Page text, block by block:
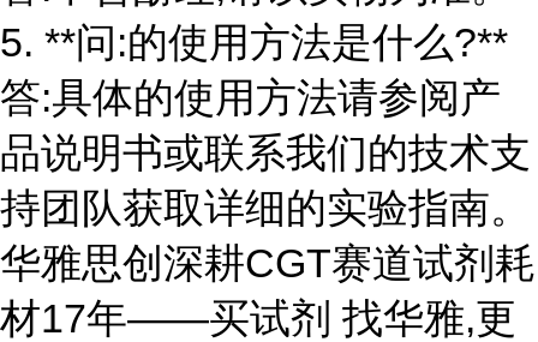
5. **问:的使用方法是什么?**
答:具体的使用方法请参阅产
品说明书或联系我们的技术支
持团队获取详细的实验指南。
华雅思创深耕CGT赛道试剂耗
材17年——买试剂 找华雅,更